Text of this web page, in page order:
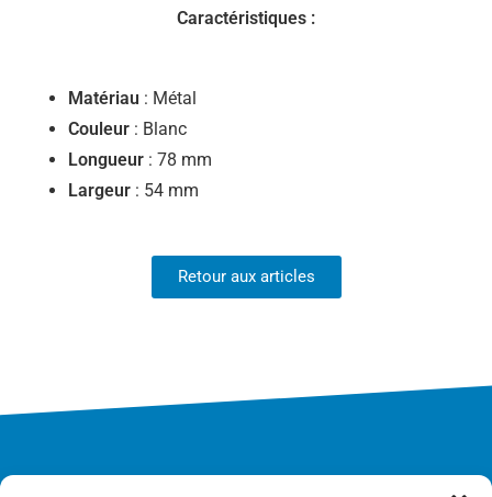
Caractéristiques :
Matériau : Métal
Couleur : Blanc
Longueur : 78 mm
Largeur : 54 mm
Retour aux articles